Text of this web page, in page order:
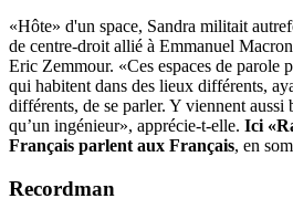
«Hôte» d'un space, Sandra militait
de centre-droit allié à Emmanuel
Eric Zemmour. «Ces espaces de parole
qui habitent dans des lieux différents,
différents, de se parler. Y viennent aussi
qu’un ingénieur», apprécie-t-elle. Ici
Français parlent aux Français, en
Recordman